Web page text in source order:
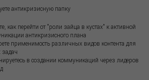
антикризисную папку
как перейти от "роли зайца в кустах" к активной
антикризисного плана
применимость различных видов контента для
задач
в создании коммуникаций через лидеров